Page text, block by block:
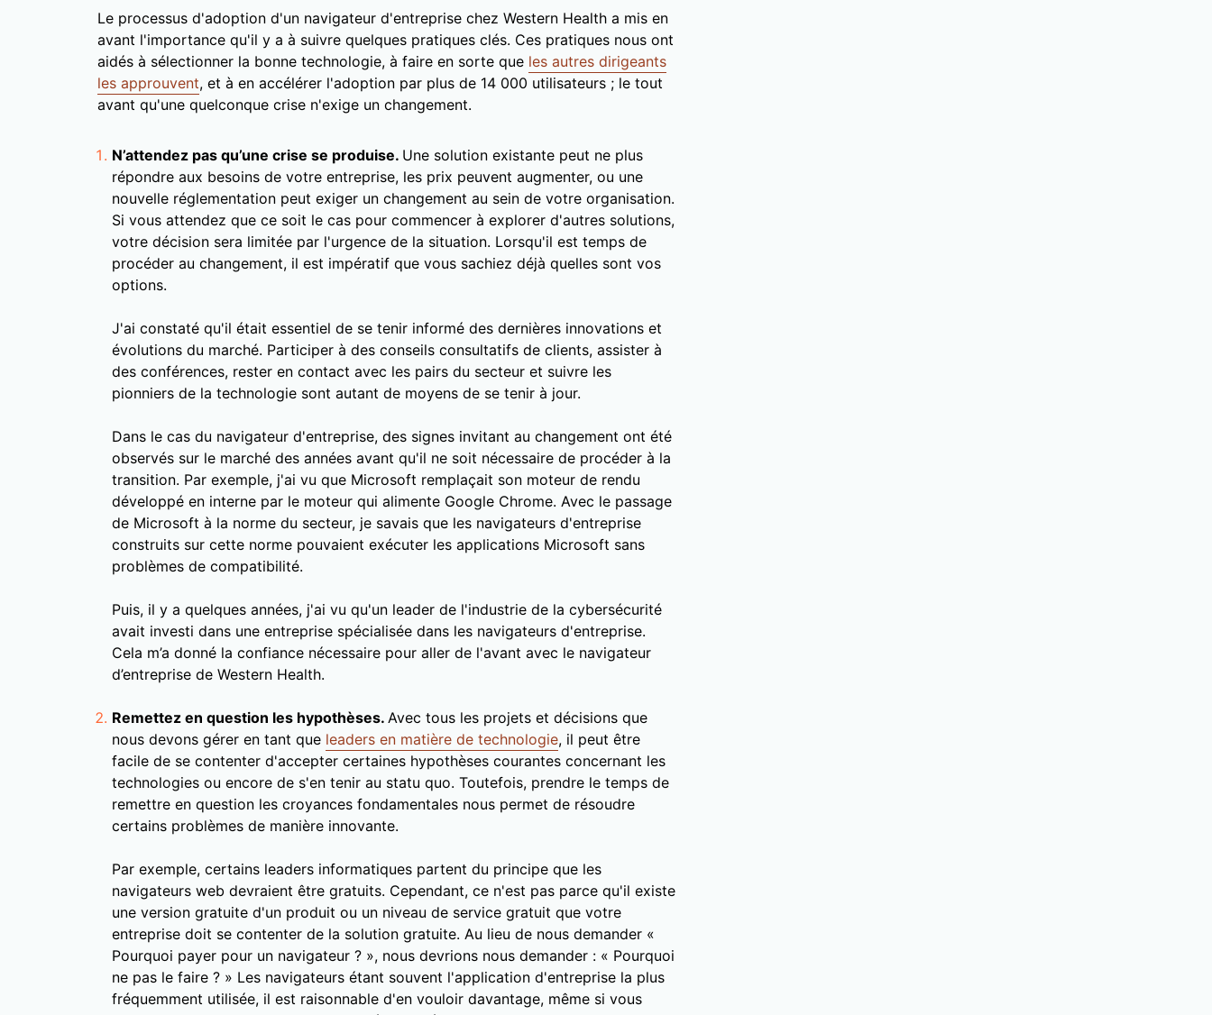
Le processus d'adoption d'un navigateur d'entreprise chez Western Health a mis en
avant l'importance qu'il y a à suivre quelques pratiques clés. Ces pratiques nous ont
aidés à sélectionner la bonne technologie, à faire en sorte que les autres dirigeants
les approuvent, et à en accélérer l'adoption par plus de 14 000 utilisateurs ; le tout
avant qu'une quelconque crise n'exige un changement.
N’attendez pas qu’une crise se produise. Une solution existante peut ne plus
répondre aux besoins de votre entreprise, les prix peuvent augmenter, ou une
nouvelle réglementation peut exiger un changement au sein de votre organisation.
Si vous attendez que ce soit le cas pour commencer à explorer d'autres solutions,
votre décision sera limitée par l'urgence de la situation. Lorsqu'il est temps de
procéder au changement, il est impératif que vous sachiez déjà quelles sont vos
options.
J'ai constaté qu'il était essentiel de se tenir informé des dernières innovations et
évolutions du marché. Participer à des conseils consultatifs de clients, assister à
des conférences, rester en contact avec les pairs du secteur et suivre les
pionniers de la technologie sont autant de moyens de se tenir à jour.
Dans le cas du navigateur d'entreprise, des signes invitant au changement ont été
observés sur le marché des années avant qu'il ne soit nécessaire de procéder à la
transition. Par exemple, j'ai vu que Microsoft remplaçait son moteur de rendu
développé en interne par le moteur qui alimente Google Chrome. Avec le passage
de Microsoft à la norme du secteur, je savais que les navigateurs d'entreprise
construits sur cette norme pouvaient exécuter les applications Microsoft sans
problèmes de compatibilité.
Puis, il y a quelques années, j'ai vu qu'un leader de l'industrie de la cybersécurité
avait investi dans une entreprise spécialisée dans les navigateurs d'entreprise.
Cela m’a donné la confiance nécessaire pour aller de l'avant avec le navigateur
d’entreprise de Western Health.
Remettez en question les hypothèses. Avec tous les projets et décisions que
nous devons gérer en tant que leaders en matière de technologie, il peut être
facile de se contenter d'accepter certaines hypothèses courantes concernant les
technologies ou encore de s'en tenir au statu quo. Toutefois, prendre le temps de
remettre en question les croyances fondamentales nous permet de résoudre
certains problèmes de manière innovante.
Par exemple, certains leaders informatiques partent du principe que les
navigateurs web devraient être gratuits. Cependant, ce n'est pas parce qu'il existe
une version gratuite d'un produit ou un niveau de service gratuit que votre
entreprise doit se contenter de la solution gratuite. Au lieu de nous demander «
Pourquoi payer pour un navigateur ? », nous devrions nous demander : « Pourquoi
ne pas le faire ? » Les navigateurs étant souvent l'application d'entreprise la plus
fréquemment utilisée, il est raisonnable d'en vouloir davantage, même si vous